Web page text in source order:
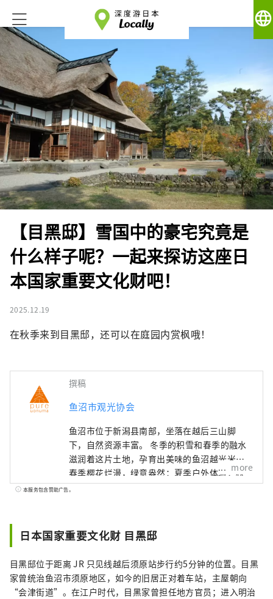
language
【目黑邸】雪国中的豪宅究竟是
什么样子呢？一起来探访这座日
本国家重要文化财吧！
2025.12.19
在秋季来到目黑邸，还可以在庭园内赏枫哦！
撰稿
鱼沼市观光协会
鱼沼市位于新潟县南部，坐落在越后三山脚
下，自然资源丰富。 冬季的积雪和春季的融水
滋润着这片土地，孕育出美味的鱼沼越光米。
春季樱花烂漫，绿意盎然；夏季户外体验；秋
季金黄的稻田和红叶；冬季白雪皑皑。 每个季
新鲜煮熟的越光米和野菜等雪国独有的美味，
定会让您心满意足。 从东京乘坐新干线约2小时
即可到达。 何不悠闲地体验一次旅行，感受大
自然与人文的温暖？
more
本服务包含赞助广告。
日本国家重要文化财 目黑邸
目黑邸位于距离 JR 只见线越后须原站步行约5分钟的位置。目黑
家曾统治鱼沼市须原地区，如今的旧居正对着车站，主屋朝向
“会津街道”。在江户时代，目黑家曾担任地方官员；进入明治